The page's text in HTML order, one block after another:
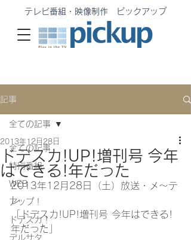
テレビ番組・映像制作 ピックアップ
記事
全ての記事
特別番組
WEB
アップ！
ドデスカ！
デルサタ
全ての記事
ドデスカ!UP!増刊号 今年
はできる!年だった
2013年12月28日
2013年12月28日（土）放送・メ〜テ
レ
「ドデスカ!UP!増刊号 今年はできる!
年だった」